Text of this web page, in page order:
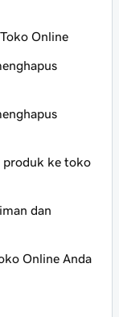
Online
produk ke toko
dan
Online Anda